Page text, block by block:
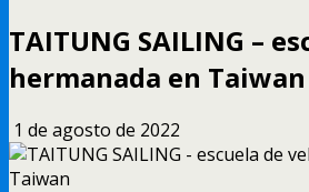
TAITUNG SAILING –
hermanada en Taiwan
1 de agosto de 2022